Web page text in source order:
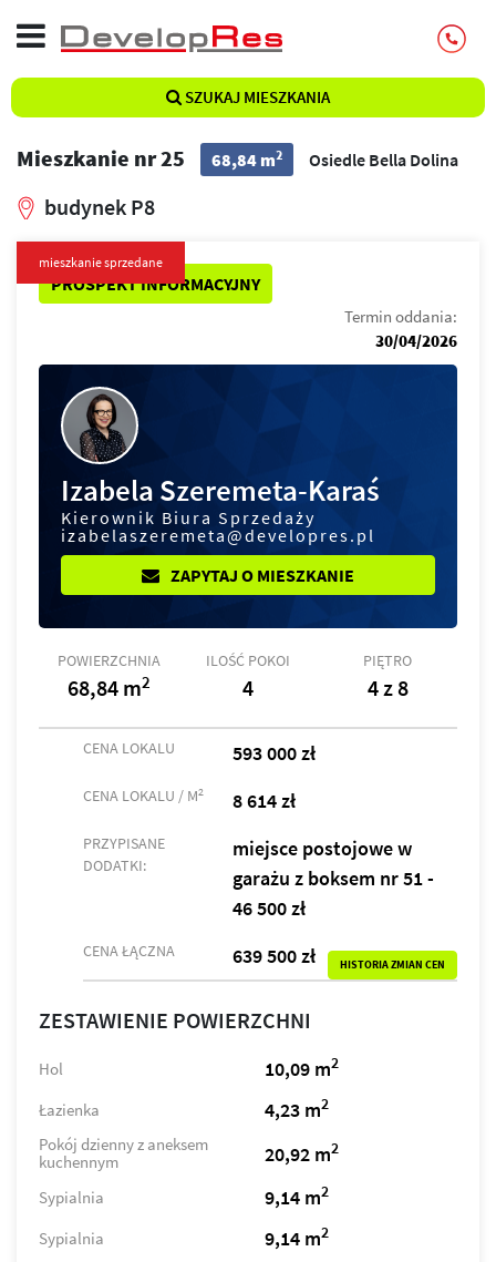
SZUKAJ MIESZKANIA
Mieszkanie nr 25 68,84 m2 Osiedle Bella Dolina
budynek P8
PROSPEKT INFORMACYJNY
mieszkanie sprzedane
Termin oddania:
30/04/2026
Izabela Szeremeta-Karaś
Kierownik Biura Sprzedaży
izabelaszeremeta@developres.pl
ZAPYTAJ O MIESZKANIE
POWIERZCHNIA
68,84 m2
ILOŚĆ POKOI
4
PIĘTRO
4 z 8
CENA LOKALU 593 000 zł
CENA LOKALU / M2 8 614 zł
PRZYPISANE
DODATKI:
miejsce postojowe w
garażu z boksem nr 51 -
46 500 zł
CENA ŁĄCZNA 639 500 zł HISTORIA ZMIAN CEN
ZESTAWIENIE POWIERZCHNI
Hol 10,09 m2
Łazienka 4,23 m2
Pokój dzienny z aneksem
kuchennym
20,92 m2
Sypialnia 9,14 m2
Sypialnia 9,14 m2